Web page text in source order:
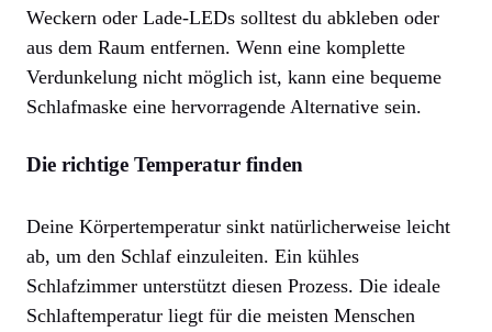
Weckern oder Lade-LEDs solltest du abkleben oder
aus dem Raum entfernen. Wenn eine komplette
Verdunkelung nicht möglich ist, kann eine bequeme
Schlafmaske eine hervorragende Alternative sein.
Die richtige Temperatur finden
Deine Körpertemperatur sinkt natürlicherweise leicht
ab, um den Schlaf einzuleiten. Ein kühles
Schlafzimmer unterstützt diesen Prozess. Die ideale
Schlaftemperatur liegt für die meisten Menschen